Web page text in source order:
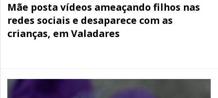
Mãe posta vídeos ameaçando filhos nas
redes sociais e desaparece com as
crianças, em Valadares